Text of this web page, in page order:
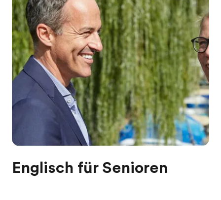
Büros
Büros in der Nähe
Über uns
Wer wir sind
Teil des Teams werden
Englisch für Senioren